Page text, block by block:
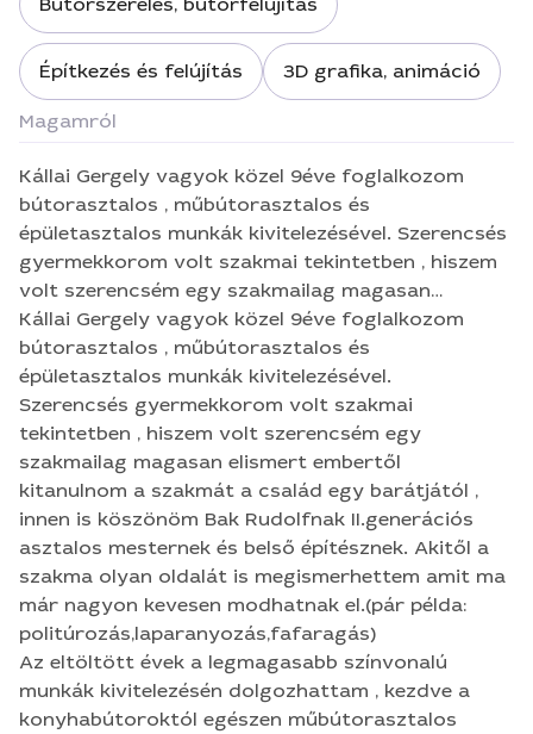
Építkezés és felújítás
3D grafika, animáció
Magamról
Kállai Gergely vagyok közel 9éve foglalkozom
bútorasztalos , műbútorasztalos és
épületasztalos munkák kivitelezésével. Szerencsés
gyermekkorom volt szakmai tekintetben , hiszem
volt szerencsém egy szakmailag magasan
elismert embertől kitanulnom a szakmát a család
egy barátjától , innen is köszönöm Bak Rudolfnak
II.generációs asztalos mesternek és belső
építésznek. Akitől a szakma olyan oldalát is
megismerhettem amit ma már nagyon kevesen
modhatnak el.(pár példa:
politúrozás,laparanyozás,fafaragás) Az eltöltött
évek a legmagasabb színvonalú munkák
kivitelezésén dolgozhattam , kezdve a
konyhabútoroktól egészen műbútorasztalos
munkákig. A 4-eltöltött év után nem volt kérdés
hogy megszerzett szakmai tapasztalatomat a
családi vállalkozásunkban kamatozatom (szintén
asztalos vállakozás) . Az eldöltött idő alatt
rengeteg munkát kiviteleztünk , közben képeztem
Kállai Gergely vagyok közel 9éve foglalkozom
bútorasztalos , műbútorasztalos és
épületasztalos munkák kivitelezésével.
Szerencsés gyermekkorom volt szakmai
tekintetben , hiszem volt szerencsém egy
szakmailag magasan elismert embertől
kitanulnom a szakmát a család egy barátjától ,
innen is köszönöm Bak Rudolfnak II.generációs
asztalos mesternek és belső építésznek. Akitől a
szakma olyan oldalát is megismerhettem amit ma
már nagyon kevesen modhatnak el.(pár példa:
politúrozás,laparanyozás,fafaragás)
Az eltöltött évek a legmagasabb színvonalú
munkák kivitelezésén dolgozhattam , kezdve a
konyhabútoroktól egészen műbútorasztalos